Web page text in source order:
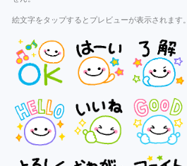
絵文字をタップするとプレビューが表示されます。